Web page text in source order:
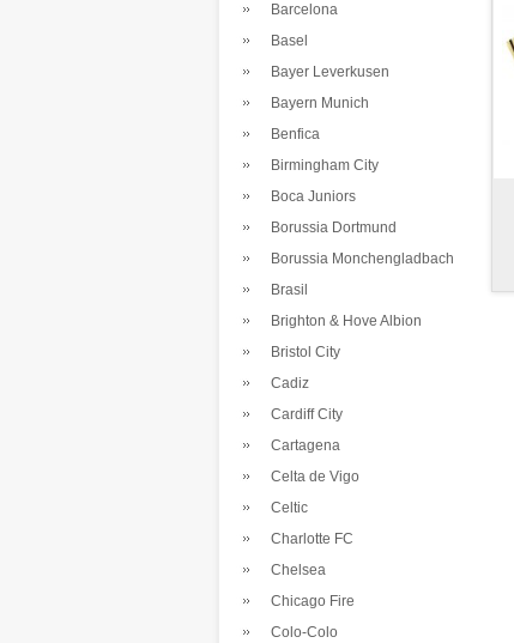
Barcelona
Basel
Bayer Leverkusen
Bayern Munich
Benfica
Birmingham City
Boca Juniors
Borussia Dortmund
Borussia Monchengladbach
Brasil
Brighton & Hove Albion
Bristol City
Cadiz
Cardiff City
Cartagena
Celta de Vigo
Celtic
Charlotte FC
Chelsea
Chicago Fire
Colo-Colo